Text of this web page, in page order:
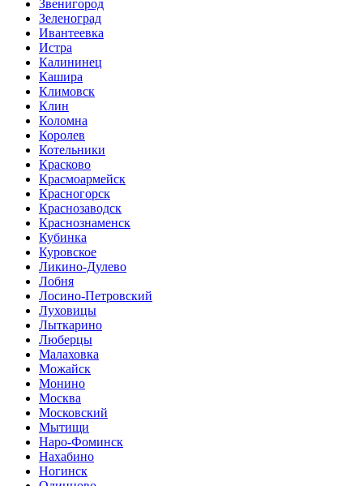
Звенигород
Зеленоград
Ивантеевка
Истра
Калининец
Кашира
Климовск
Клин
Коломна
Королев
Котельники
Красково
Красмоармейск
Красногорск
Краснозаводск
Краснознаменск
Кубинка
Куровское
Ликино-Дулево
Лобня
Лосино-Петровский
Луховицы
Лыткарино
Люберцы
Малаховка
Можайск
Монино
Москва
Московский
Мытищи
Наро-Фоминск
Нахабино
Ногинск